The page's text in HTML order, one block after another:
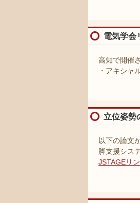
電気学会
高知で開催
・アキシャ
立位姿勢
以下の論文
脚支援シス
JSTAGEリ